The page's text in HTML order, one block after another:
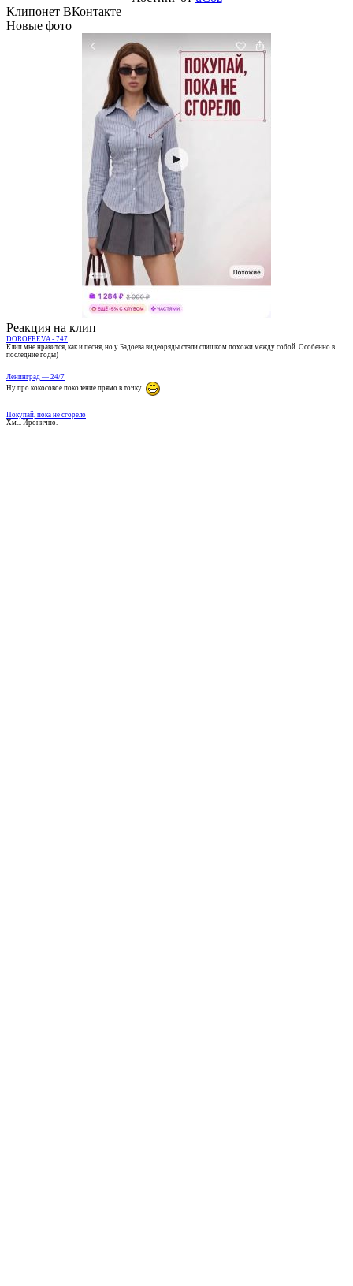
Клипонет ВКонтакте
Новые фото
Реакция на клип
DOROFEEVA - 747
Клип мне нравится, как и песня, но у Бадоева видеоряды стали слишком похожи между собой. Особенно в
последние годы)
Ленинград — 24/7
Ну про кокосовое поколение прямо в точку
Покупай, пока не сгорело
Хм... Иронично.